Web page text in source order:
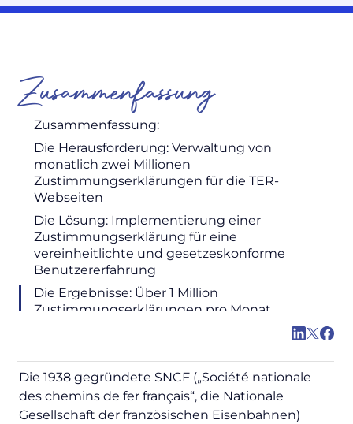
Zusammenfassung
Zusammenfassung:
Die Herausforderung: Verwaltung von
monatlich zwei Millionen
Zustimmungserklärungen für die TER-
Webseiten
Die Lösung: Implementierung einer
Zustimmungserklärung für eine
vereinheitlichte und gesetzeskonforme
Benutzererfahrung
Die Ergebnisse: Über 1 Million
Zustimmungserklärungen pro Monat
Die 1938 gegründete SNCF („Société nationale
des chemins de fer français“, die Nationale
Gesellschaft der französischen Eisenbahnen)